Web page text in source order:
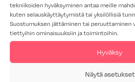
tekniikoiden hyväksyminen antaa meille
kuten selauskäyttäytymistä tai yksilöllisiä
Suostumuksen jättäminen tai peruuttaminen
tiettyihin ominaisuuksiin ja toimintoihin.
Hyväksy
Näytä asetukset
HAVUN VIHREÄ 6
Aurora